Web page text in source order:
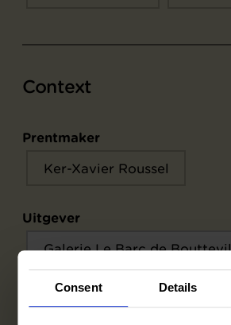
Consent Details
Context
Prentmaker
Ker-Xavier Roussel
Uitgever
Galerie Le Barc de